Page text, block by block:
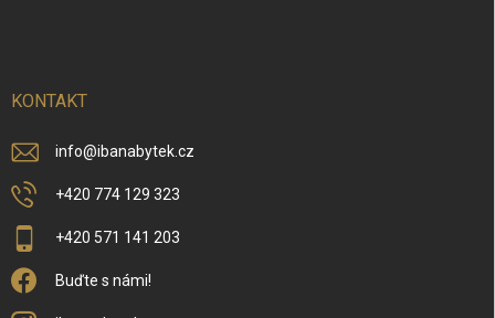
KONTAKT
info@ibanabytek.cz
+420 774 129 323
+420 571 141 203
Buďte s námi!